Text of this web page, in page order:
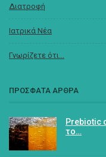
Διατροφή
Ιατρικά Νέα
Γνωρίζετε ότι...
ΠΡΟΣΦΑΤΑ ΑΡΘΡΑ
Prebiotic
το…